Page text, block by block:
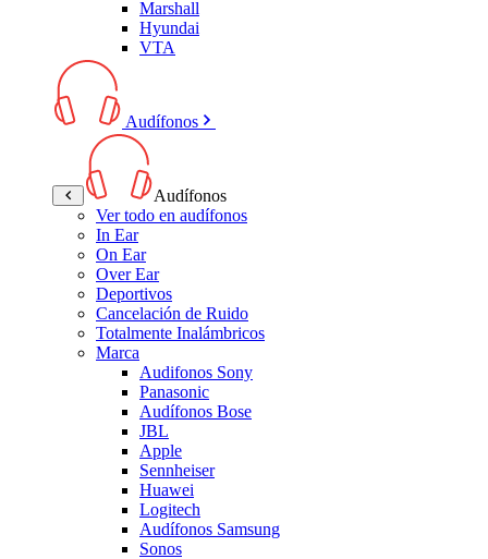
Marshall
Hyundai
VTA
Audífonos
Audífonos
Ver todo en audífonos
In Ear
On Ear
Over Ear
Deportivos
Cancelación de Ruido
Totalmente Inalámbricos
Marca
Audifonos Sony
Panasonic
Audífonos Bose
JBL
Apple
Sennheiser
Huawei
Logitech
Audífonos Samsung
Sonos